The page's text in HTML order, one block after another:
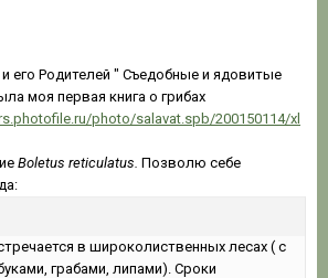
его Родителей " Съедобные и ядовитые
моя первая книга о грибах
photo/salavat.spb/200150114/xl
Boletus reticulatus. Позволю себе
в широколиственных лесах ( с
грабами, липами). Сроки